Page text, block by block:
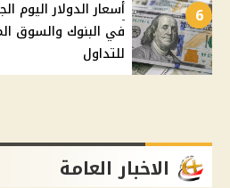
6
في البنوك والسوق
للتداول
الاخبار العامة